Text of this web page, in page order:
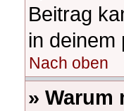
Beitrag
in deinem
Nach oben
» Warum